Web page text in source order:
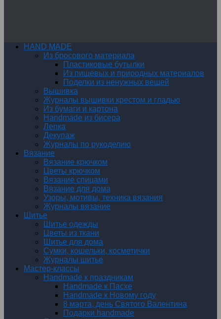
HAND MADE
Из бросового материала
Пластиковые бутылки
Из пищевых и природных материалов
Поделки из ненужных вещей
Вышивка
Журналы вышивки крестом и гладью
Из бумаги и картона
Handmade из бисера
Лепка
Декупаж
Журналы по рукоделию
Вязание
Вязание крючком
Цветы крючком
Вязание спицами
Вязание для дома
Узоры, мотивы, техника вязания
Журналы вязание
Шитье
Шитье одежды
Цветы из ткани
Шитье для дома
Сумки, кошельки, косметички
Журналы шитье
Мастер-классы
Handmade к праздникам
Handmade к Пасхе
Handmade к Новому году
8 марта, день Святого Валентина
Подарки handmade